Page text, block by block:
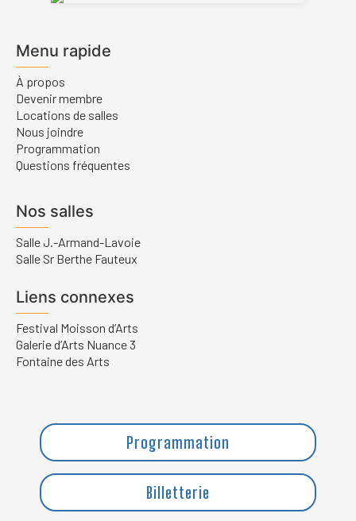
Menu rapide
À propos
Devenir membre
Locations de salles
Nous joindre
Programmation
Questions fréquentes
Nos salles
Salle J.-Armand-Lavoie
Salle Sr Berthe Fauteux
Liens connexes
Festival Moisson d’Arts
Galerie d’Arts Nuance 3
Fontaine des Arts
Programmation
Billetterie